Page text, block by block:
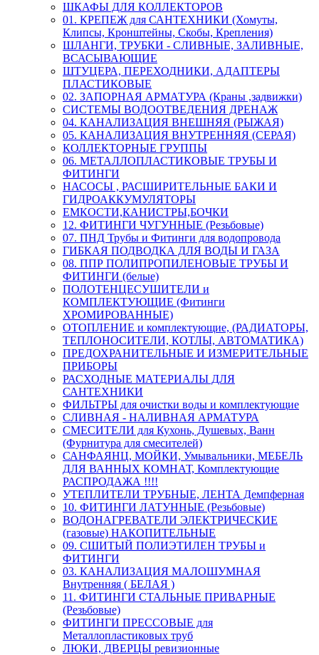
ШКАФЫ ДЛЯ КОЛЛЕКТОРОВ
01. КРЕПЕЖ для САНТЕХНИКИ (Хомуты,
Клипсы, Кронштейны, Скобы, Крепления)
ШЛАНГИ, ТРУБКИ - СЛИВНЫЕ, ЗАЛИВНЫЕ,
ВСАСЫВАЮЩИЕ
ШТУЦЕРА, ПЕРЕХОДНИКИ, АДАПТЕРЫ
ПЛАСТИКОВЫЕ
02. ЗАПОРНАЯ АРМАТУРА (Краны ,задвижки)
СИСТЕМЫ ВОДООТВЕДЕНИЯ ДРЕНАЖ
04. КАНАЛИЗАЦИЯ ВНЕШНЯЯ (РЫЖАЯ)
05. КАНАЛИЗАЦИЯ ВНУТРЕННЯЯ (СЕРАЯ)
КОЛЛЕКТОРНЫЕ ГРУППЫ
06. МЕТАЛЛОПЛАСТИКОВЫЕ ТРУБЫ И
ФИТИНГИ
НАСОСЫ , РАСШИРИТЕЛЬНЫЕ БАКИ И
ГИДРОАККУМУЛЯТОРЫ
ЕМКОСТИ,КАНИСТРЫ,БОЧКИ
12. ФИТИНГИ ЧУГУННЫЕ (Резьбовые)
07. ПНД Трубы и Фитинги для водопровода
ГИБКАЯ ПОДВОДКА ДЛЯ ВОДЫ И ГАЗА
08. ППР ПОЛИПРОПИЛЕНОВЫЕ ТРУБЫ И
ФИТИНГИ (белые)
ПОЛОТЕНЦЕСУШИТЕЛИ и
КОМПЛЕКТУЮЩИЕ (Фитинги
ХРОМИРОВАННЫЕ)
ОТОПЛЕНИЕ и комплектующие, (РАДИАТОРЫ,
ТЕПЛОНОСИТЕЛИ, КОТЛЫ, АВТОМАТИКА)
ПРЕДОХРАНИТЕЛЬНЫЕ И ИЗМЕРИТЕЛЬНЫЕ
ПРИБОРЫ
РАСХОДНЫЕ МАТЕРИАЛЫ ДЛЯ
САНТЕХНИКИ
ФИЛЬТРЫ для очистки воды и комплектующие
СЛИВНАЯ - НАЛИВНАЯ АРМАТУРА
СМЕСИТЕЛИ для Кухонь, Душевых, Ванн
(Фурнитура для смесителей)
САНФАЯНЦ, МОЙКИ, Умывальники, МЕБЕЛЬ
ДЛЯ ВАННЫХ КОМНАТ, Комплектующие
РАСПРОДАЖА !!!!
УТЕПЛИТЕЛИ ТРУБНЫЕ, ЛЕНТА Демпферная
10. ФИТИНГИ ЛАТУННЫЕ (Резьбовые)
ВОДОНАГРЕВАТЕЛИ ЭЛЕКТРИЧЕСКИЕ
(газовые) НАКОПИТЕЛЬНЫЕ
09. СШИТЫЙ ПОЛИЭТИЛЕН ТРУБЫ и
ФИТИНГИ
03. КАНАЛИЗАЦИЯ МАЛОШУМНАЯ
Внутренняя ( БЕЛАЯ )
11. ФИТИНГИ СТАЛЬНЫЕ ПРИВАРНЫЕ
(Резьбовые)
ФИТИНГИ ПРЕССОВЫЕ для
Металлопластиковых труб
ЛЮКИ, ДВЕРЦЫ ревизионные